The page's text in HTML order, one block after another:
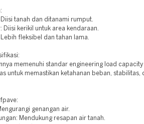
Diisi tanah dan ditanami rumput.
Diisi kerikil untuk area kendaraan.
fleksibel dan tahan lama.
memenuhi standar engineering load
untuk memastikan ketahanan beban, stabilitas,
genangan air.
Mendukung resapan air tanah.